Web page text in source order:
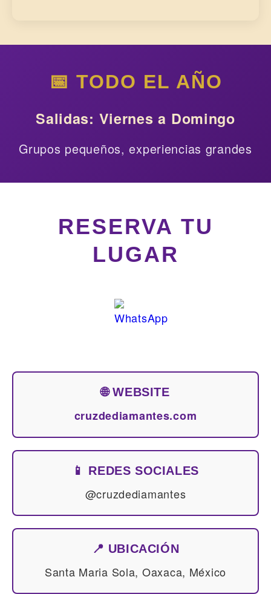
📅 TODO EL AÑO
Salidas: Viernes a Domingo
Grupos pequeños, experiencias grandes
RESERVA TU
LUGAR
🌐 WEBSITE
cruzdediamantes.com
📱 REDES SOCIALES
@cruzdediamantes
📍 UBICACIÓN
Santa Maria Sola, Oaxaca, México